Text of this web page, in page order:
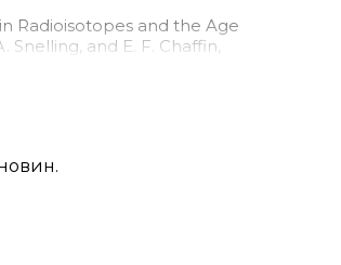
Radioisotopes and the Age
Snelling, and E. F. Chaffin,
Society, 2005), pp. 587–
Strata near Redding,